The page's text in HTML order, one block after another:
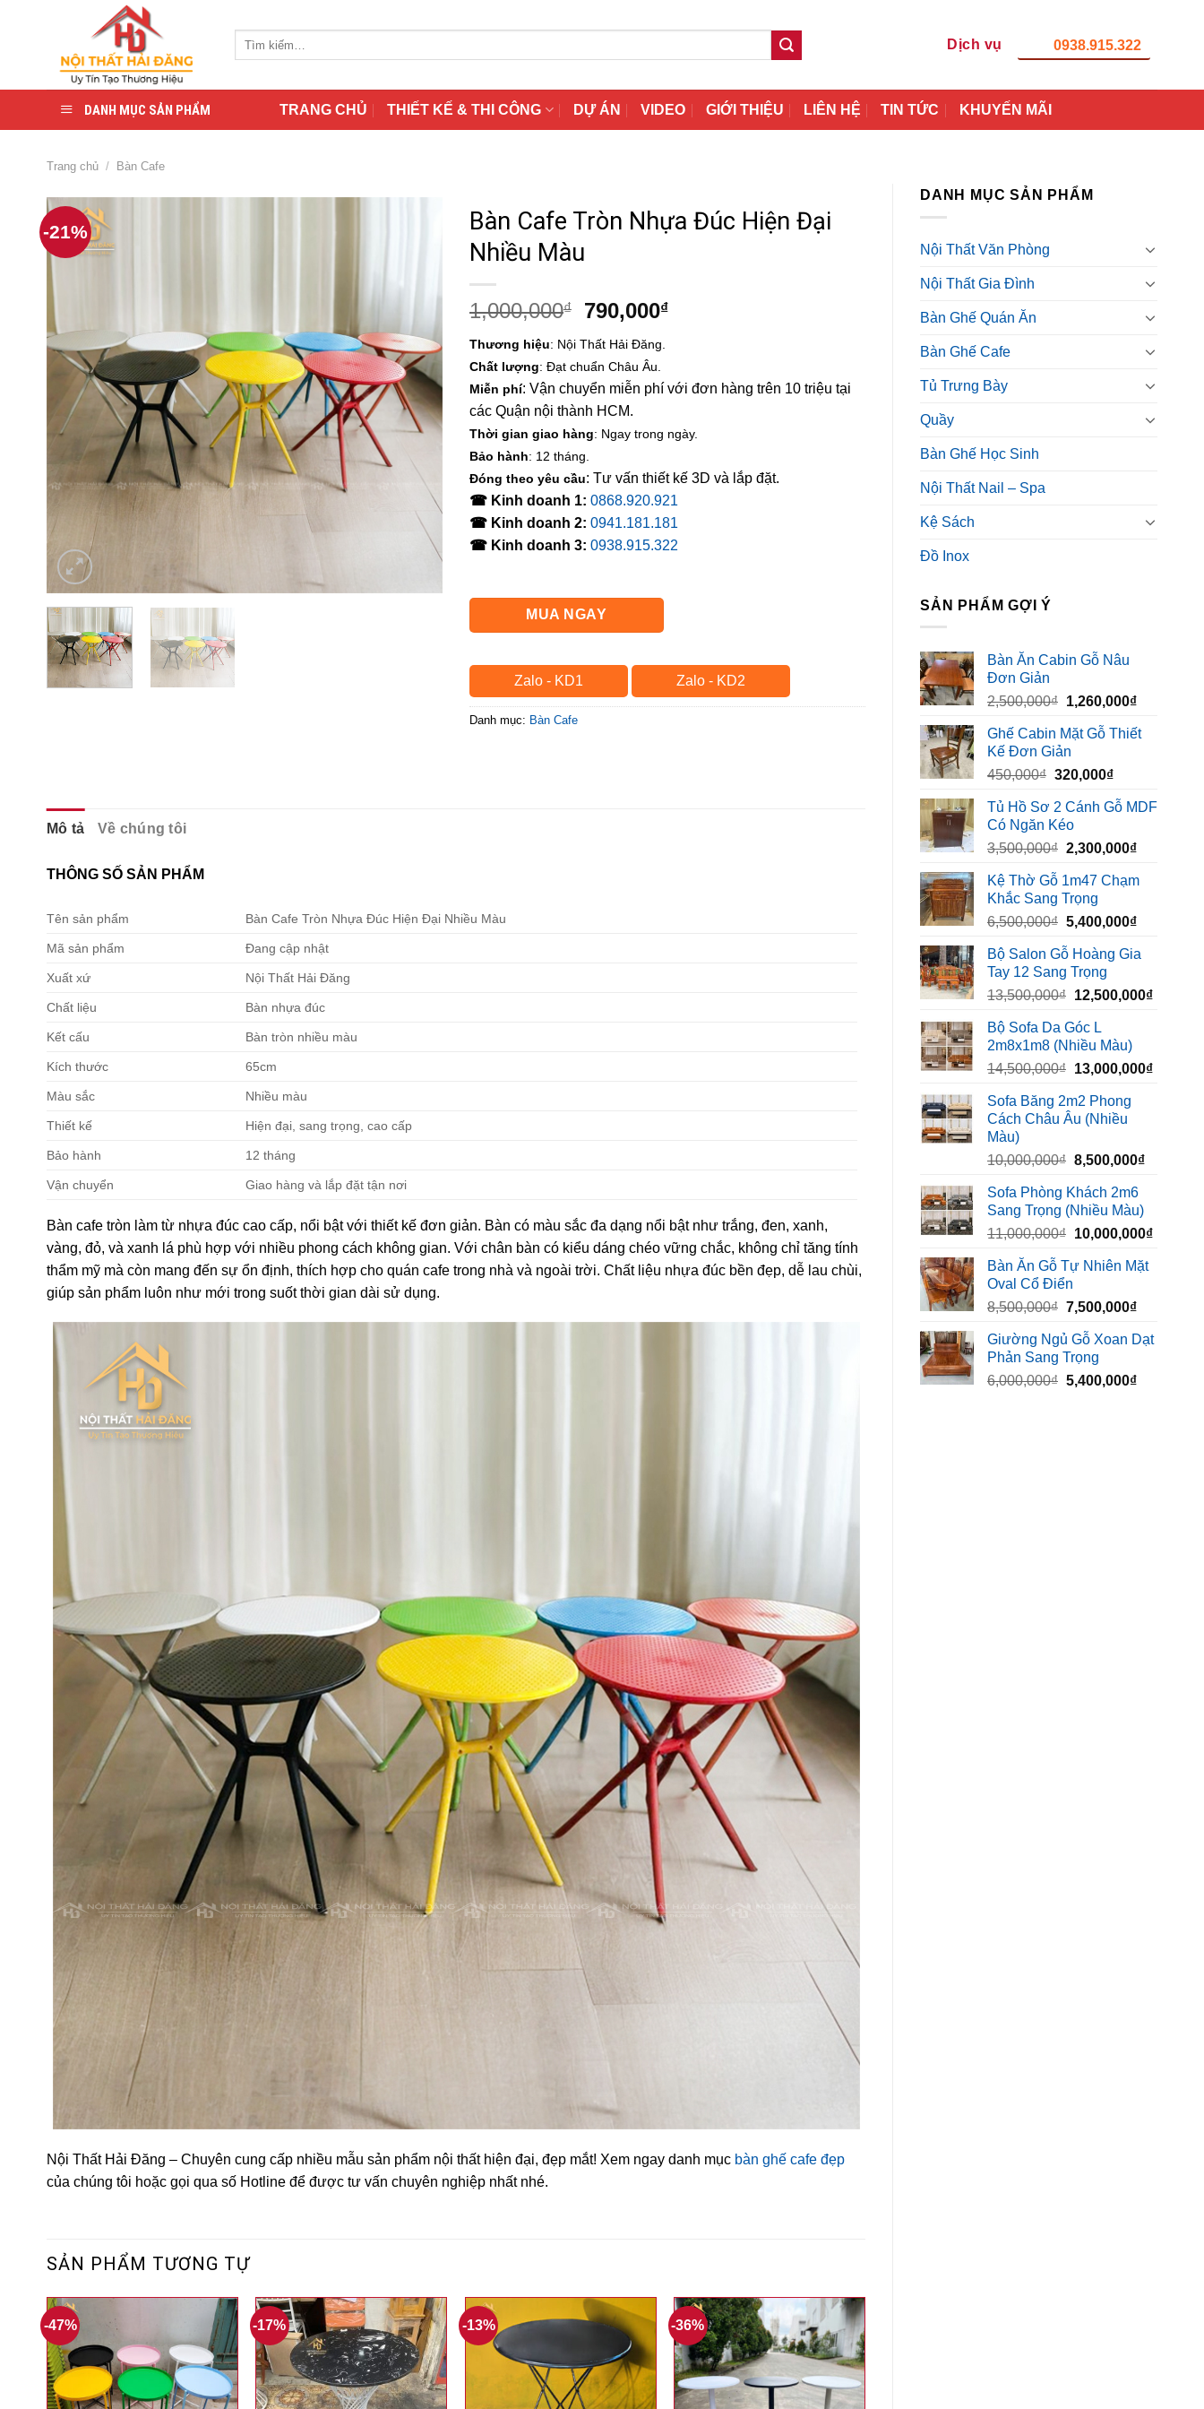
Dịch vụ 0938.915.322
DANH MỤC SẢN PHẨM TRANG CHỦ THIẾT KẾ & THI CÔNG DỰ ÁN VIDEO GIỚI THIỆU LIÊN HỆ TIN TỨC KHUYẾN MÃI
Trang chủ / Bàn Cafe
DANH MỤC SẢN PHẨM
Nội Thất Văn Phòng
Nội Thất Gia Đình
Bàn Ghế Quán Ăn
Bàn Ghế Cafe
Tủ Trưng Bày
Quầy
Bàn Ghế Học Sinh
Nội Thất Nail – Spa
Kệ Sách
Đồ Inox
SẢN PHẨM GỢI Ý
Bàn Ăn Cabin Gỗ Nâu
Đơn Giản
2,500,000₫ Giá
là:
2,500,000₫.
1,260,000₫Giá
tại
Ghế Cabin Mặt Gỗ Thiết
Kế Đơn Giản
450,000₫ Giá
là:
450,000₫.
320,000₫Giá
tại
320,000₫.
Tủ Hồ Sơ 2 Cánh Gỗ MDF
Có Ngăn Kéo
3,500,000₫ Giá
là:
3,500,000₫.
2,300,000₫Giá
tại
Kệ Thờ Gỗ 1m47 Chạm
Khắc Sang Trọng
6,500,000₫ Giá
là:
6,500,000₫.
5,400,000₫Giá
tại
Bộ Salon Gỗ Hoàng Gia
Tay 12 Sang Trọng
13,500,000₫ Giá
là:
13,500,000₫.
12,500,000₫Giá
Bộ Sofa Da Góc L
2m8x1m8 (Nhiều Màu)
14,500,000₫ Giá
là:
14,500,000₫.
13,000,000₫Giá
Sofa Băng 2m2 Phong
Cách Châu Âu (Nhiều
Màu)
10,000,000₫ Giá
là:
10,000,000₫.
8,500,000₫Giá
là:
Sofa Phòng Khách 2m6
Sang Trọng (Nhiều Màu)
11,000,000₫ Giá
là:
10,000,000₫Giá
Bàn Ăn Gỗ Tự Nhiên Mặt
Oval Cổ Điển
8,500,000₫ Giá
là:
8,500,000₫.
7,500,000₫Giá
tại
Giường Ngủ Gỗ Xoan Dạt
Phản Sang Trọng
6,000,000₫ Giá
5,400,000₫Giá
-21%
Bàn Cafe Tròn Nhựa Đúc Hiện Đại
Nhiều Màu
1,000,000₫
Giá
là:
1,000,000₫.
790,000₫Giá
790,000₫.
Thương hiệu: Nội Thất Hải Đăng.
Chất lượng: Đạt chuẩn Châu Âu.
Miễn phí: Vận chuyển miễn phí với đơn hàng trên 10 triệu tại
các Quận nội thành HCM.
Thời gian giao hàng: Ngay trong ngày.
Bảo hành: 12 tháng.
Đóng theo yêu cầu: Tư vấn thiết kế 3D và lắp đặt.
☎ Kinh doanh 1: 0868.920.921
☎ Kinh doanh 2: 0941.181.181
☎ Kinh doanh 3: 0938.915.322
MUA NGAY
Zalo - KD1 Zalo - KD2
Danh mục: Bàn Cafe
Mô tả Về chúng tôi
THÔNG SỐ SẢN PHẨM
Tên sản phẩm Bàn Cafe Tròn Nhựa Đúc Hiện Đại Nhiều Màu
Mã sản phẩm Đang cập nhật
Xuất xứ Nội Thất Hải Đăng
Chất liệu Bàn nhựa đúc
Kết cấu Bàn tròn nhiều màu
Kích thước 65cm
Màu sắc Nhiều màu
Thiết kế Hiện đại, sang trọng, cao cấp
Bảo hành 12 tháng
Vận chuyển Giao hàng và lắp đặt tận nơi
Bàn cafe tròn làm từ nhựa đúc cao cấp, nổi bật với thiết kế đơn giản. Bàn có màu sắc đa dạng nổi bật như trắng, đen, xanh,
vàng, đỏ, và xanh lá phù hợp với nhiều phong cách không gian. Với chân bàn có kiểu dáng chéo vững chắc, không chỉ tăng tính
thẩm mỹ mà còn mang đến sự ổn định, thích hợp cho quán cafe trong nhà và ngoài trời. Chất liệu nhựa đúc bền đẹp, dễ lau chùi,
giúp sản phẩm luôn như mới trong suốt thời gian dài sử dụng.
Nội Thất Hải Đăng – Chuyên cung cấp nhiều mẫu sản phẩm nội thất hiện đại, đẹp mắt! Xem ngay danh mục bàn ghế cafe đẹp
của chúng tôi hoặc gọi qua số Hotline để được tư vấn chuyên nghiệp nhất nhé.
SẢN PHẨM TƯƠNG TỰ
-47% -17% -13% -36%